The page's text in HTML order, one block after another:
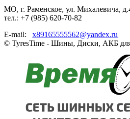
МО, г. Раменское, ул. Михалевича,
тел.: +7 (985) 620-70-82
E-mail: x89165555562@yandex.ru
© TyresTime - Шины, Диски, АКБ для